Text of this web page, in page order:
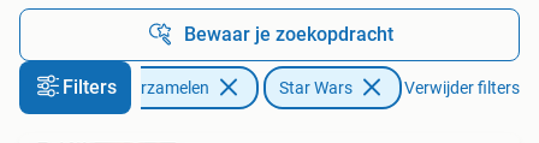
Bewaar je zoekopdracht
Filters Verzamelen Star Wars Verwijder filters